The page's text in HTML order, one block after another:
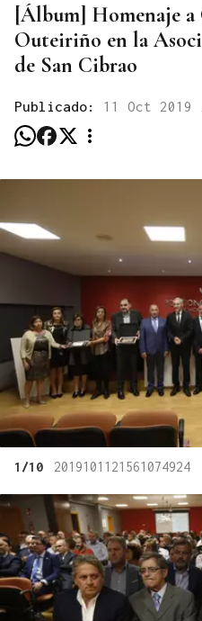
[Álbum] Homenaje
Outeiriño en la
de San Cibrao
Publicado: 11 Oct 2019
1/10 2019101121561074924